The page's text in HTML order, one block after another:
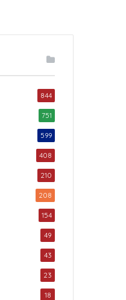
844
751
599
408
210
208
154
49
43
23
18